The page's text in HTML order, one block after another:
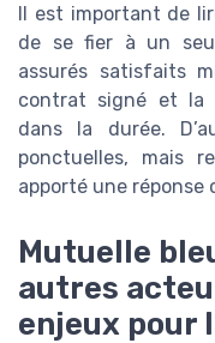
Il est important de
de se fier à un
assurés satisfaits
contrat signé et la
dans la durée.
ponctuelles, mais
apporté une réponse
Mutuelle
autres
enjeux pour